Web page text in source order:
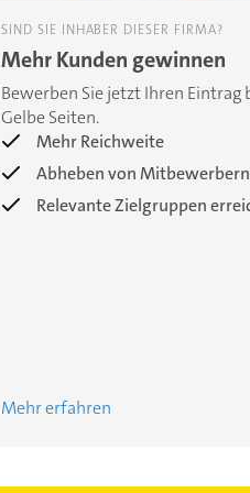
SIND SIE INHABER DIESER FIRMA?
Mehr Kunden gewinnen
Bewerben Sie jetzt Ihren Eintrag
Gelbe Seiten.
Mehr Reichweite
Abheben von Mitbewerbern
Relevante Zielgruppen
Mehr erfahren